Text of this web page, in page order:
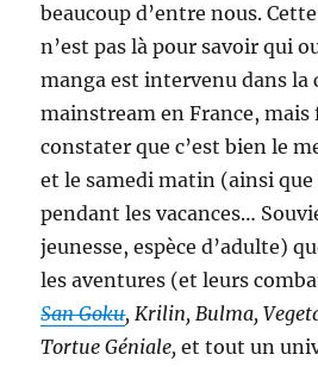
beaucoup d’entre nous.
n’est pas là pour savoir qui
manga est intervenu dans la
mainstream en France, mais
constater que c’est bien le
et le samedi matin (ainsi
pendant les vacances…
jeunesse, espèce d’adulte)
les aventures (et leurs
San Goku, Krilin, Bulma,
Tortue Géniale, et tout un